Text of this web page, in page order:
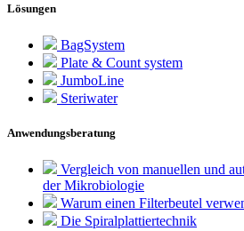
Lösungen
BagSystem
Plate & Count system
JumboLine
Steriwater
Anwendungsberatung
Vergleich von manuellen und
der Mikrobiologie
Warum einen Filterbeutel
Die Spiralplattier­technik